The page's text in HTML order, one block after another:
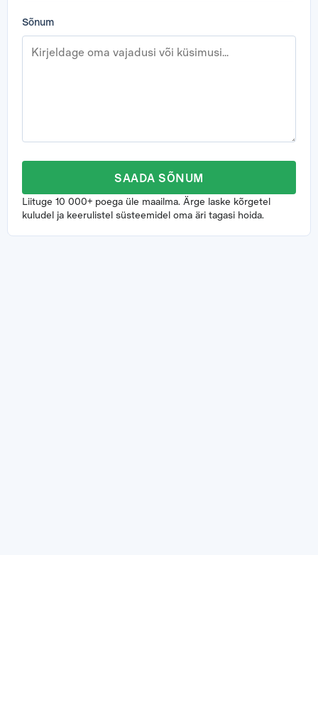
Sõnum
SAADA SÕNUM
Liituge 10 000+ poega üle maailma. Ärge laske kõrgetel
kuludel ja keerulistel süsteemidel oma äri tagasi hoida.